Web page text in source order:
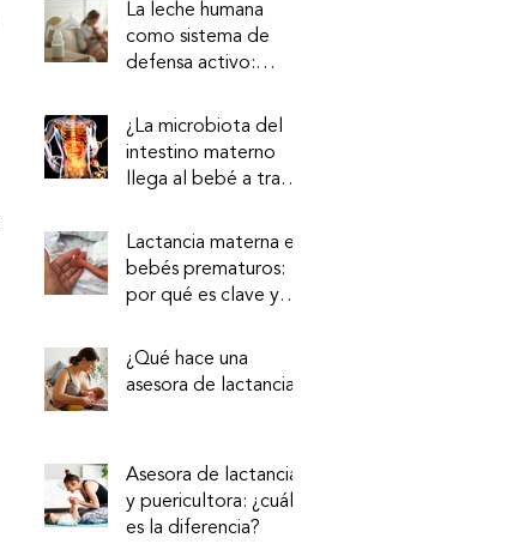
La leche humana
como sistema de
defensa activo:
inmunológicos y su
relevancia clínica
¿La microbiota del
intestino materno
llega al bebé a través
evidencia sobre la vía
intestino–mama
Lactancia materna en
bebés prematuros:
por qué es clave y
¿Qué hace una
asesora de lactancia?
Asesora de lactancia
y puericultora: ¿cuál
es la diferencia?